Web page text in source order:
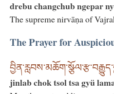
drebu changchub ngepar
The supreme nirvāṇa of
The Prayer for
jinlab chok tsol tsa gyü